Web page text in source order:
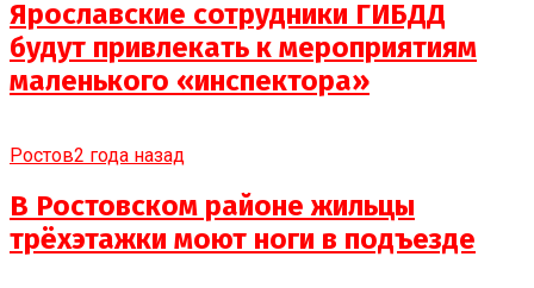
Ярославские сотрудники ГИБДД
будут привлекать к мероприятиям
маленького «инспектора»
Ростов2 года назад
В Ростовском районе жильцы
трёхэтажки моют ноги в подъезде